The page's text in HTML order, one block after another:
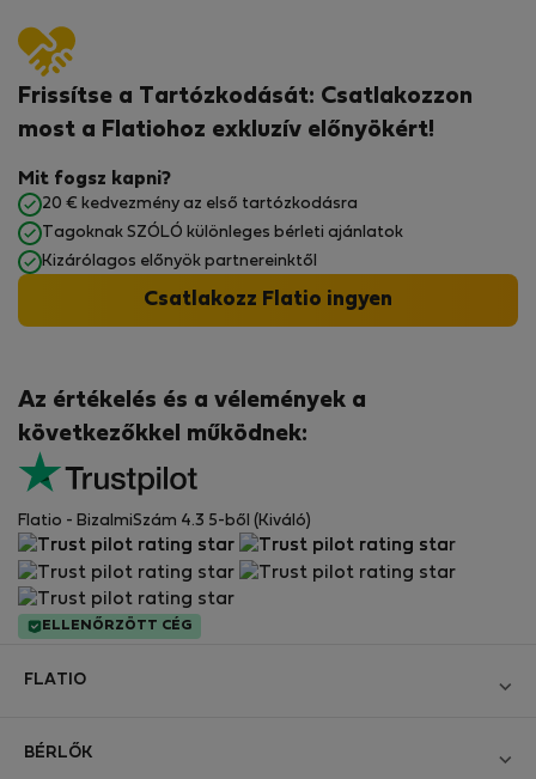
Az értékelés és a vélemények a
következőkkel működnek:
Flatio - BizalmiSzám 4.3 5-ből (Kiváló)
ELLENŐRZÖTT CÉG
Frissítse a Tartózkodását: Csatlakozzon
most a Flatiohoz exkluzív előnyökért!
Mit fogsz kapni?
20 € kedvezmény az első tartózkodásra
Tagoknak SZÓLÓ különleges bérleti ajánlatok
Kizárólagos előnyök partnereinktől
Csatlakozz Flatio ingyen
FLATIO
BÉRLŐK